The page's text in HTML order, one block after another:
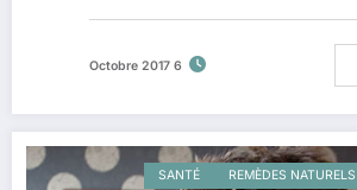
6 Octobre 2017
REMÈDES NATURELS
SANTÉ